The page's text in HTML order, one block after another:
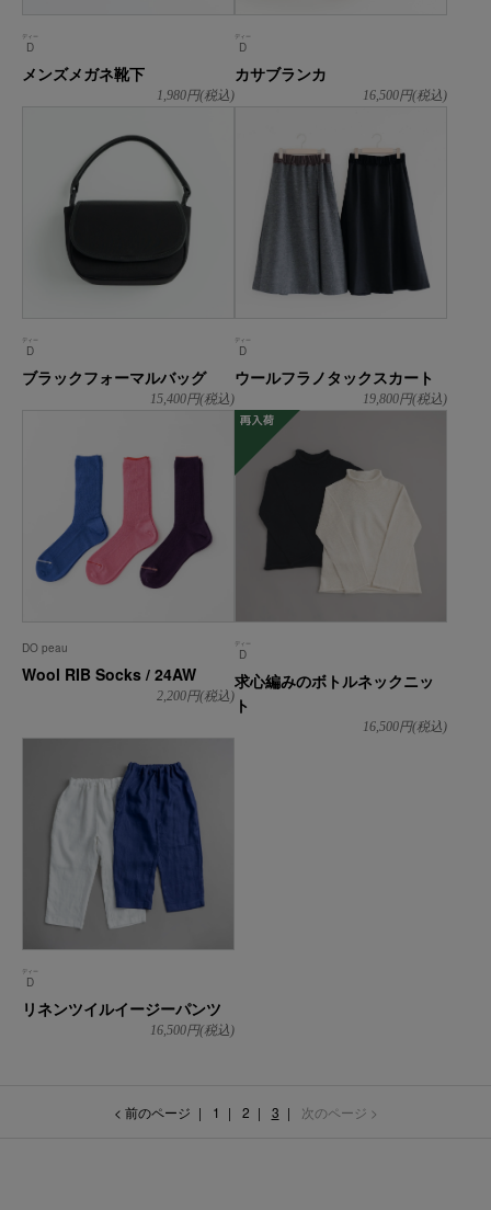
D
ディー
メンズメガネ靴下
1,980円(税込)
D
ディー
カサブランカ
16,500円(税込)
D
ディー
ブラックフォーマルバッグ
15,400円(税込)
D
ディー
ウールフラノタックスカート
19,800円(税込)
DO peau
Wool RIB Socks / 24AW
2,200円(税込)
D
ディー
求心編みのボトルネックニッ
ト
16,500円(税込)
D
ディー
リネンツイルイージーパンツ
16,500円(税込)
< 前のページ 1 2 3 次のページ >